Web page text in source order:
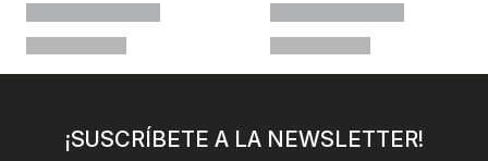
¡SUSCRÍBETE A LA NEWSLETTER!